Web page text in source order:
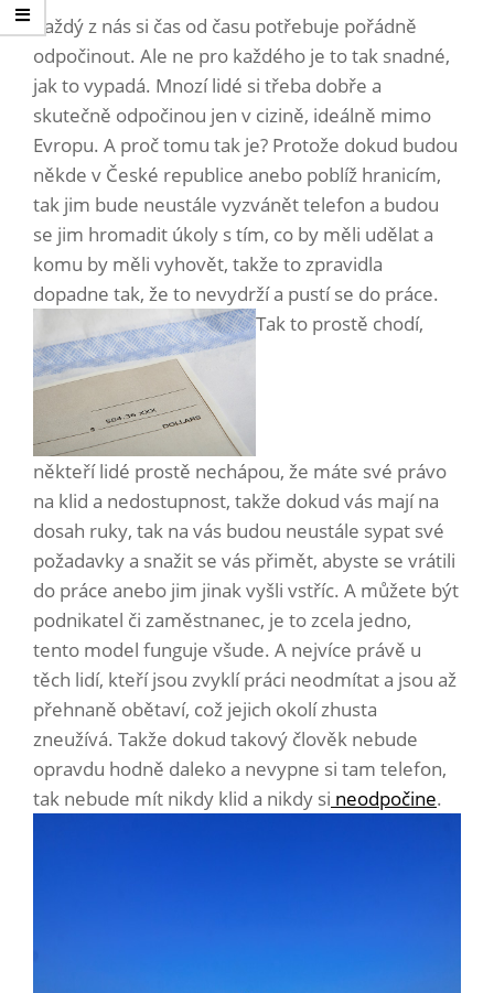
Každý z nás si čas od času potřebuje pořádně
odpočinout. Ale ne pro každého je to tak snadné,
jak to vypadá. Mnozí lidé si třeba dobře a
skutečně odpočinou jen v cizině, ideálně mimo
Evropu. A proč tomu tak je? Protože dokud budou
někde v České republice anebo poblíž hranicím,
tak jim bude neustále vyzvánět telefon a budou
se jim hromadit úkoly s tím, co by měli udělat a
komu by měli vyhovět, takže to zpravidla
dopadne tak, že to nevydrží a pustí se do práce.
Tak to prostě chodí,
někteří lidé prostě nechápou, že máte své právo
na klid a nedostupnost, takže dokud vás mají na
dosah ruky, tak na vás budou neustále sypat své
požadavky a snažit se vás přimět, abyste se vrátili
do práce anebo jim jinak vyšli vstříc. A můžete být
podnikatel či zaměstnanec, je to zcela jedno,
tento model funguje všude. A nejvíce právě u
těch lidí, kteří jsou zvyklí práci neodmítat a jsou až
přehnaně obětaví, což jejich okolí zhusta
zneužívá. Takže dokud takový člověk nebude
opravdu hodně daleko a nevypne si tam telefon,
tak nebude mít nikdy klid a nikdy si neodpočine.